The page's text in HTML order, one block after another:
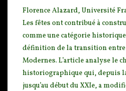
Florence Alazard, Université
Les fêtes ont contribué à
comme une catégorie
définition de la transition
Modernes. L’article analyse le
historiographique qui, depuis
jusqu’au début du XXIe, a